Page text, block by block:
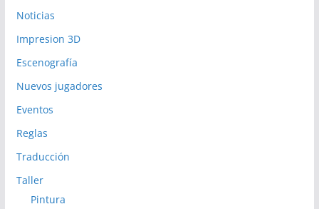
Noticias
Impresion 3D
Escenografía
Nuevos jugadores
Eventos
Reglas
Traducción
Taller
Pintura